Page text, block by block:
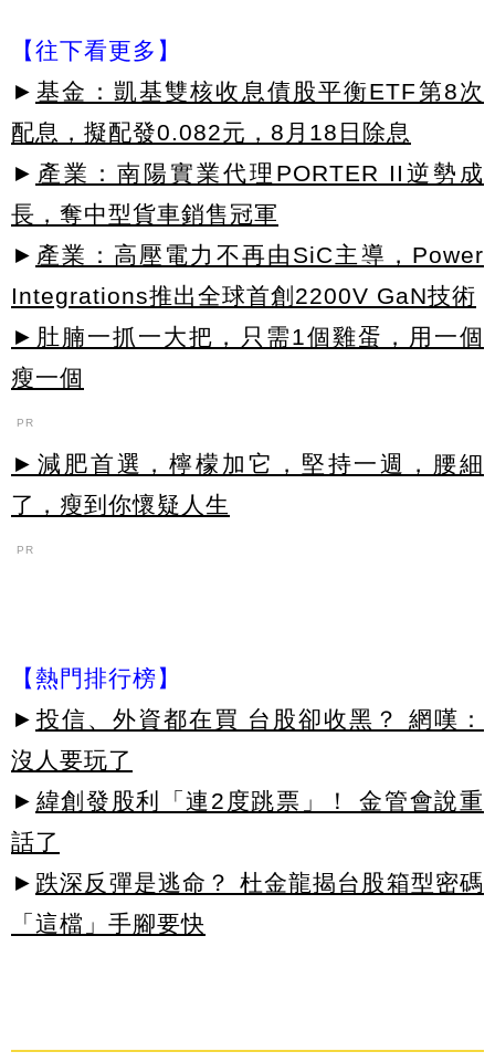
【往下看更多】
► 基金：凱基雙核收息債股平衡ETF第8次
配息，擬配發0.082元，8月18日除息
► 產業：南陽實業代理PORTER II逆勢成
長，奪中型貨車銷售冠軍
► 產業：高壓電力不再由SiC主導，Power
Integrations推出全球首創2200V GaN技術
►肚腩一抓一大把，只需1個雞蛋，用一個
瘦一個
PR
►減肥首選，檸檬加它，堅持一週，腰細
了，瘦到你懷疑人生
PR
【熱門排行榜】
► 投信、外資都在買 台股卻收黑？ 網嘆：
沒人要玩了
► 緯創發股利「連2度跳票」！ 金管會說重
話了
► 跌深反彈是逃命？ 杜金龍揭台股箱型密碼
「這檔」手腳要快